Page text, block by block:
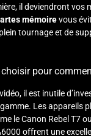
il deviendront vos
mémoirevous
tournage et de
pour
il est inutile
Les appareils
le Canon Rebel T7
offrent une